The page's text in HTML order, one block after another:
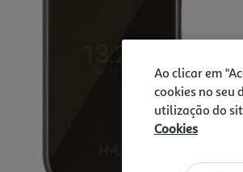
Ao clicar em
cookies no seu
utilização do
Cookies